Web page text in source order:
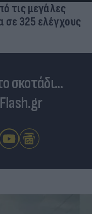
τις μεγάλες
σε 325 ελέγχους
σκοτάδι...